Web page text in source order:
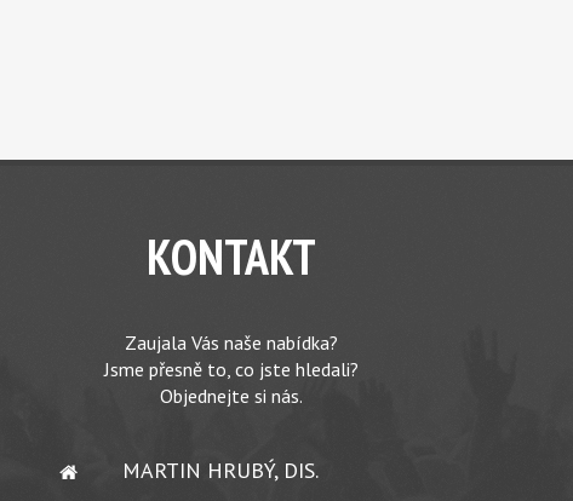
KONTAKT
Zaujala Vás naše nabídka?
Jsme přesně to, co jste hledali?
Objednejte si nás.
MARTIN HRUBÝ, DIS.